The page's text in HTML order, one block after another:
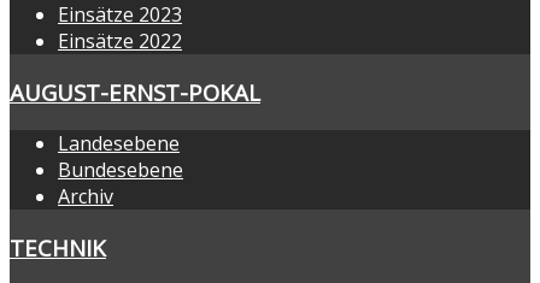
Einsätze 2023
Einsätze 2022
AUGUST-ERNST-POKAL
Landesebene
Bundesebene
Archiv
TECHNIK